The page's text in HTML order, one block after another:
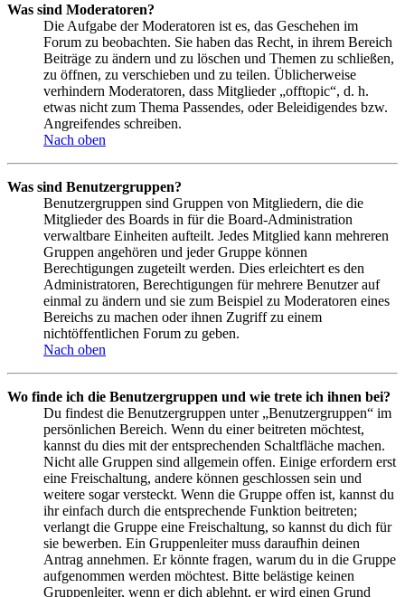
Was sind Moderatoren?
Die Aufgabe der Moderatoren ist es, das Geschehen im
Forum zu beobachten. Sie haben das Recht, in ihrem Bereich
Beiträge zu ändern und zu löschen und Themen zu schließen,
zu öffnen, zu verschieben und zu teilen. Üblicherweise
verhindern Moderatoren, dass Mitglieder „offtopic“, d. h.
etwas nicht zum Thema Passendes, oder Beleidigendes bzw.
Angreifendes schreiben.
Nach oben
Was sind Benutzergruppen?
Benutzergruppen sind Gruppen von Mitgliedern, die die
Mitglieder des Boards in für die Board-Administration
verwaltbare Einheiten aufteilt. Jedes Mitglied kann mehreren
Gruppen angehören und jeder Gruppe können
Berechtigungen zugeteilt werden. Dies erleichtert es den
Administratoren, Berechtigungen für mehrere Benutzer auf
einmal zu ändern und sie zum Beispiel zu Moderatoren eines
Bereichs zu machen oder ihnen Zugriff zu einem
nichtöffentlichen Forum zu geben.
Nach oben
Wo finde ich die Benutzergruppen und wie trete ich ihnen bei?
Du findest die Benutzergruppen unter „Benutzergruppen“ im
persönlichen Bereich. Wenn du einer beitreten möchtest,
kannst du dies mit der entsprechenden Schaltfläche machen.
Nicht alle Gruppen sind allgemein offen. Einige erfordern erst
eine Freischaltung, andere können geschlossen sein und
weitere sogar versteckt. Wenn die Gruppe offen ist, kannst du
ihr einfach durch die entsprechende Funktion beitreten;
verlangt die Gruppe eine Freischaltung, so kannst du dich für
sie bewerben. Ein Gruppenleiter muss daraufhin deinen
Antrag annehmen. Er könnte fragen, warum du in die Gruppe
aufgenommen werden möchtest. Bitte belästige keinen
Gruppenleiter, wenn er dich ablehnt, er wird einen Grund